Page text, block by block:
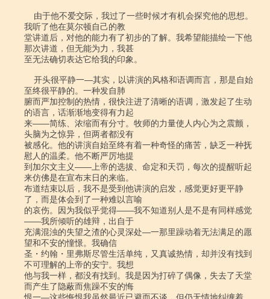
我听了他在莫尔顿自己的教
堂讲道后，对他的能力有了初步的了解。我希望能描绘一下他
那次讲道，但无能为力，我甚
至无法确切表达它给我的印象。
至终很平静的。一种发自肺
腑而严加控制的热情，很快注进了清晰的语调，激发起了生动
的语言，话渐渐地变得有力起
来――简练、浓缩而有分寸。牧师的力量使人内心为之震颤，
头脑为之惊异，但两者都没有
被感化。他的讲演自始至终有着一种奇怪的痛苦，缺乏一种抚
慰人的温柔。他不断严厉地提
到加尔文主义――上帝的选拔、命定和天罚，每次的提醒听起
来仿佛是在宣布末日的来临。
布道结束以后，我不是受到他讲演的启发，感觉更好更平静
了，而是体会到了一种难以言喻
的哀伤。因为我似乎觉得――我不知道别人是不是有同样感觉
――我所倾听的雄辩，出自于
充满混浊的失望之渣的心灵深处―一那里躁动着无法满足的愿
望和不安的憧憬。我确信
圣・约翰・里弗斯尽管生活单纯，又真诚热情，却并没有找到
不可理解的上帝的安宁。我想
他与我一样，都没有找到。我是因为打碎了偶像，失去了天堂
而产生了隐蔽而焦躁不安的悔